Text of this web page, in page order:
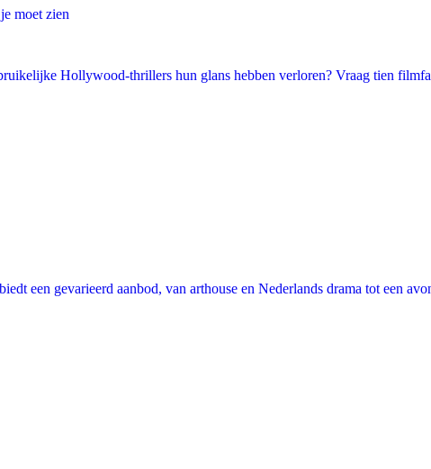
moet zien
Hollywood-thrillers hun glans hebben verloren? Vraag tien
een gevarieerd aanbod, van arthouse en Nederlands drama tot een